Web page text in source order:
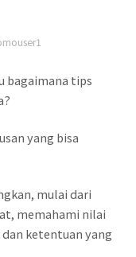
bagaimana tips
yang bisa
mulai dari
memahami nilai
ketentuan yang